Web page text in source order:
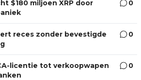
$180 miljoen XRP door
0
reces zonder bevestigde
0
licentie tot verkoopwapen
0